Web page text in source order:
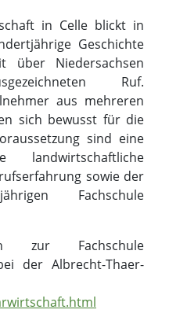
sind eine
landwirtschaftliche
sowie der
Fachschule
zur Fachschule
der Albrecht-Thaer-
III Celle